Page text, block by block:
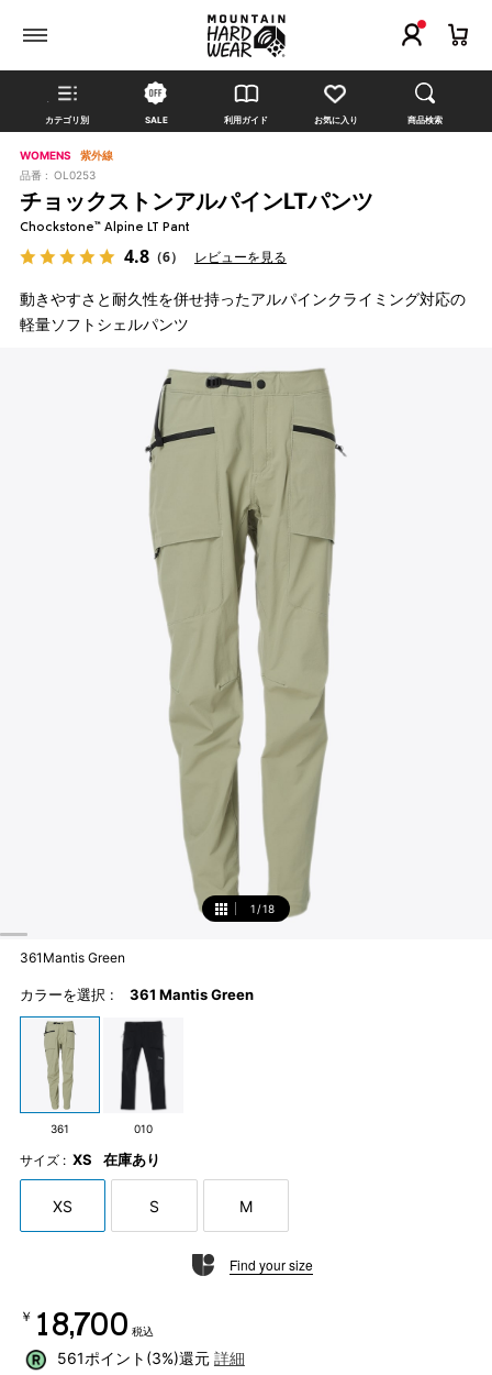
カテゴリ別 SALE 利用ガイド お気に入り 商品検索
WOMENS
紫外線
品番 : OL0253
チョックストンアルパインLTパンツ
Chockstone™ Alpine LT Pant
4.8（6） レビューを見る
動きやすさと耐久性を併せ持ったアルパインクライミング対応の
軽量ソフトシェルパンツ
1 /18
361Mantis Green
カラーを選択 : 361 Mantis Green
361 010
サイズ : XS 在庫あり
XS S M
Find your size
￥18,700 税込
561ポイント(3%)還元 詳細